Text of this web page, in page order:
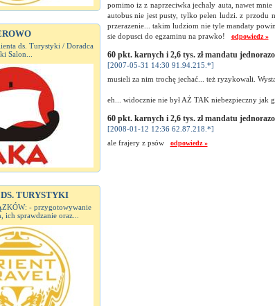
ds. Turystyki / Doradca
Salon...
TURYSTYKI
- przygotowywanie
sprawdzanie oraz...
pomimo iz z naprzeciwka jechaly auta, nawet
autobus nie jest pusty, tylko pelen ludzi. z przodu
przerazenie... takim ludziom nie tyle mandaty
sie dopusci do egzaminu na prawko! odpowiedz »
60 pkt. karnych i 2,6 tys. zł mandatu
[2007-05-31 14:30 91.94.215.*]
musieli za nim trochę jechać... też ryzykowali.
eh... widocznie nie był AŻ TAK niebezpieczny
60 pkt. karnych i 2,6 tys. zł mandatu
[2008-01-12 12:36 62.87.218.*]
ale frajery z psów odpowiedz »